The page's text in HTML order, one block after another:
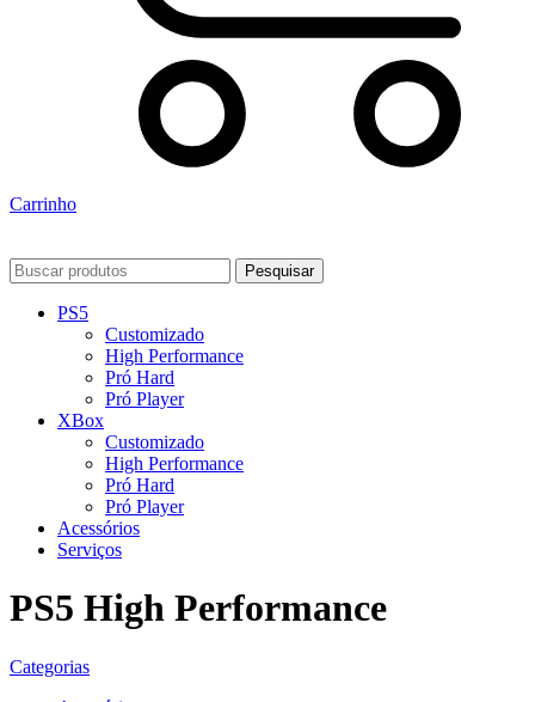
Carrinho
Pesquisar
PS5
Customizado
High Performance
Pró Hard
Pró Player
XBox
Customizado
High Performance
Pró Hard
Pró Player
Acessórios
Serviços
PS5 High Performance
Categorias